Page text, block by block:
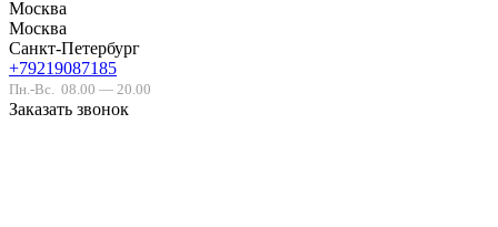
Москва
Москва
Санкт-Петербург
+79219087185
Пн.-Вс. 08.00 — 20.00
Заказать звонок